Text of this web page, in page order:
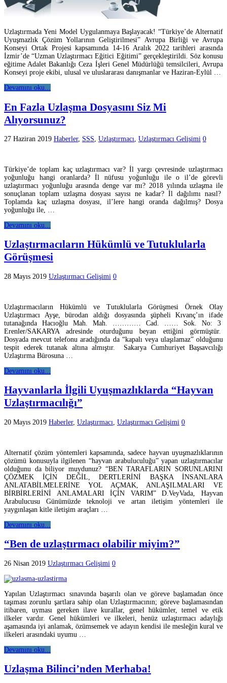
Uzlaştırmada Yeni Model Uygulanmaya Başlayacak! “Türkiye’de Alternatif
Uyuşmazlık Çözüm Yollarının Geliştirilmesi” Avrupa Birliği ve Avrupa
Konseyi Ortak Projesi kapsamında 14-16 Aralık 2022 tarihleri arasında
İzmir’de “Uzman Uzlaştırmacı Eğitici Eğitimi” gerçekleştirildi. Söz konusu
eğitime Adalet Bakanlığı Ceza İşleri Genel Müdürlüğü temsilcileri, Avrupa
Konseyi proje ekibi, ulusal ve uluslararası danışmanlar ve Haziran-Eylül …
Devamını oku...
En Fazla Uzlaşma Dosyasını Siz Mi
Alıyorsunuz?
27 Haziran 2019 Haberler, SSS, Uzlaştırmacı, Uzlaştırmacı Gelişimi 0
Türkiye’de toplam kaç uzlaştırmacı var? İl yargı çevresinde uzlaştırmacı
yoğunluğu hangi oranlarda? İl nüfusu yoğunluğu ile o il’de görevli
uzlaştırmacı yoğunluğu arasında denge var mı? 2018 yılında uzlaşma ile
sonuçlanan toplam uzlaşma dosyası sayısı ne kadar? İl dağılımı nasıl?
Toplamda kaç uzlaşma dosyası, il’lere hangi oranda dağılmış? Dosya
yoğunluğu ile, …
Devamını oku...
Uzlaştırmacıların Hükümlü ve Tutuklularla
Görüşmesi
28 Mayıs 2019 Uzlaştırmacı Gelişimi 0
Uzlaştırmacıların Hükümlü ve Tutuklularla Görüşmesi Örnek Olay
Uzlaştırmacı Ayşe, bürodan aldığı dosyasında şüpheli Kıvanç’ın ifade
tutanağında Hacıoğlu Mah. Mah. ………… Cad. …… Sok. No: 3
Erenler/SAKARYA adresinde oturduğunu beyan ettiğini görmüştür.
Dosyada mevcut telefonu aradığında da “kapalı veya ulaşılamaz” olduğunu
tespit ederek tutanak altına almıştır. Sakarya Cumhuriyet Başsavcılığı
Uzlaştırma Bürosuna …
Devamını oku...
Hayvanlarla İlgili Uyuşmazlıklarda “Hayvan
Uzlaştırmacılığı”
20 Mayıs 2019 Haberler, Uzlaştırmacı Uzlaştırmacı Gelişimi 0
Alternatif çözüm yöntemleri kapsamında, sadece hayvan uyuşmazlıklarının
çözümü konusuyla ilgilenen “hayvan arabuluculuğu” yapan uzlaştırmacılar
olduğunu da biliyor muydunuz? “BEN TARAFLARIN SORUNLARINI
ÇÖZMEK İÇİN DEĞİL, DERTLERİNİ BAŞKA İNSANLARA
ANLATABİLMELERİNE YOL AÇMAK, ANLAŞILMALARI VE
BİRBİRLERİNİ ANLAMALARI İÇİN VARIM” D.VeyVada, Hayvan
Arabulucusu Günümüzde teknoloji ve artan iletişim yöntemleri ile
yaygınlaşan kitle iletişim araçları …
Devamını oku...
“Ben de uzlaştırmacı olabilir miyim?”
26 Nisan 2019 Uzlaştırmacı Gelişimi 0
Yapılan Uzlaştırmacı sınavında başarılı olan ve göreve başlamadan önce
taşıması zorunlu şartlara sahip olan Uzlaştırmacının; göreve başlamasından
itibaren, uyması gereken ilave kurallar, genel hükümler, temel ve etik
ilkeler vardır. Genel hükümleri ve ilkeleri, henüz uzlaştırmacı adaylığı
aşamasında iyi anlamak, özümsemek ve adayın kendisi ile mesleğin kural ve
ilkeleri arasındaki uyumu …
Devamını oku...
Uzlaşma Bilinci’nden Merhaba!